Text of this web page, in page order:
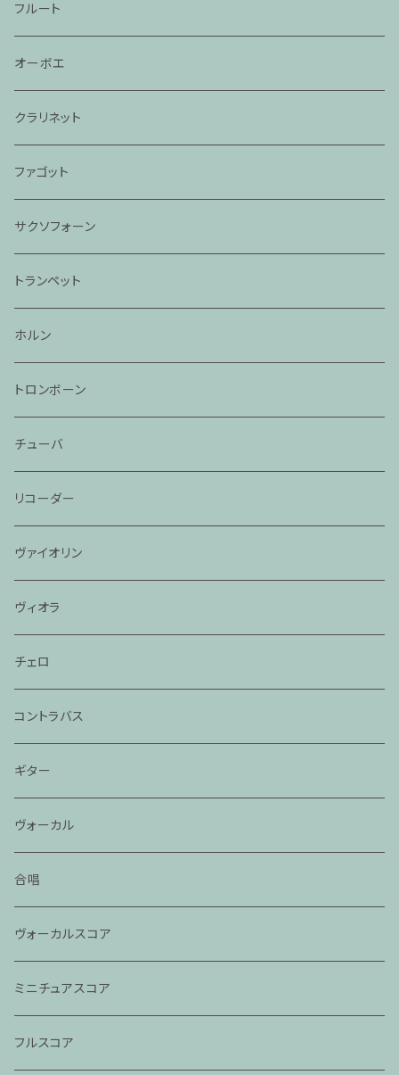
フルート
オーボエ
クラリネット
ファゴット
サクソフォーン
トランペット
ホルン
トロンボーン
チューバ
リコーダー
ヴァイオリン
ヴィオラ
チェロ
コントラバス
ギター
ヴォーカル
合唱
ヴォーカルスコア
ミニチュアスコア
フルスコア